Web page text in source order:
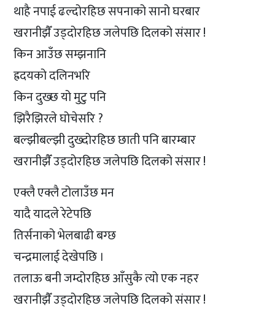
थाहै नपाई ढल्दोरहिछ सपनाको सानो घरबार
खरानीझैँ उड्दोरहिछ जलेपछि दिलको संसार !
किन आउँछ सम्झनानि
ह्रदयको दलिनभरि
किन दुख्छ यो मुटु पनि
झिरैझिरले घोचेसरि ?
बल्झीबल्झी दुख्दोरहिछ छाती पनि बारम्बार
खरानीझैँ उड्दोरहिछ जलेपछि दिलको संसार !
एक्लै एक्लै टोलाउँछ मन
यादै यादले रेटेपछि
तिर्सनाको भेलबाढी बग्छ
चन्द्रमालाई देखेपछि ।
तलाऊ बनी जम्दोरहिछ आँसुकै त्यो एक नहर
खरानीझैँ उड्दोरहिछ जलेपछि दिलको संसार !